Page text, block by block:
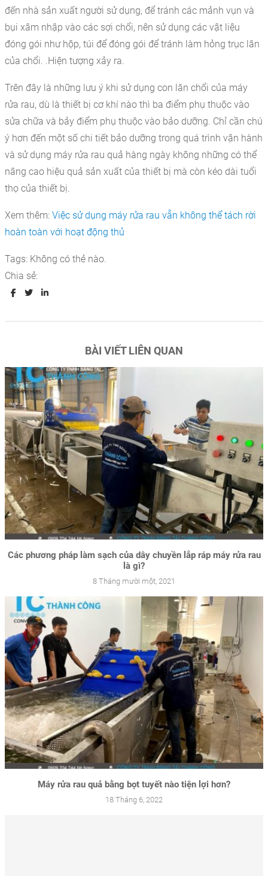
đến nhà sản xuất người sử dụng, để tránh các mảnh vụn và
bụi xâm nhập vào các sợi chổi, nên sử dụng các vật liệu
đóng gói như hộp, túi để đóng gói để tránh làm hỏng trục lăn
của chổi. .Hiện tượng xảy ra.
Trên đây là những lưu ý khi sử dụng con lăn chổi của máy
rửa rau, dù là thiết bị cơ khí nào thì ba điểm phụ thuộc vào
sửa chữa và bảy điểm phụ thuộc vào bảo dưỡng. Chỉ cần chú
ý hơn đến một số chi tiết bảo dưỡng trong quá trình vận hành
và sử dụng máy rửa rau quả hàng ngày không những có thể
nâng cao hiệu quả sản xuất của thiết bị mà còn kéo dài tuổi
thọ của thiết bị.
Xem thêm: Việc sử dụng máy rửa rau vẫn không thể tách rời
hoàn toàn với hoạt động thủ
Tags: Không có thẻ nào.
Chia sẻ:
BÀI VIẾT LIÊN QUAN
Các phương pháp làm sạch của dây chuyền lắp ráp máy rửa rau
là gì?
8 Tháng mười một, 2021
Máy rửa rau quả bằng bọt tuyết nào tiện lợi hơn?
18 Tháng 6, 2022